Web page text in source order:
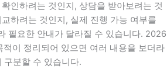
인하려는 것인지, 상담을 받아보려는 것
하려는 것인지, 실제 진행 가능 여부를
필요한 안내가 달라질 수 있습니다. 2026
이 정리되어 있으면 여러 내용을 보더라
구분할 수 있습니다.